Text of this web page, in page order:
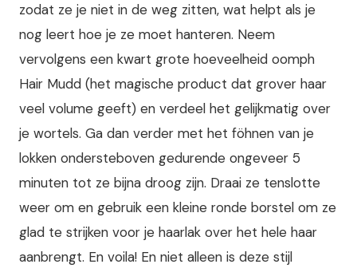
zodat ze je niet in de weg zitten, wat helpt als je
nog leert hoe je ze moet hanteren. Neem
vervolgens een kwart grote hoeveelheid oomph
Hair Mudd (het magische product dat grover haar
veel volume geeft) en verdeel het gelijkmatig over
je wortels. Ga dan verder met het föhnen van je
lokken ondersteboven gedurende ongeveer 5
minuten tot ze bijna droog zijn. Draai ze tenslotte
weer om en gebruik een kleine ronde borstel om ze
glad te strijken voor je haarlak over het hele haar
aanbrengt. En voila! En niet alleen is deze stijl